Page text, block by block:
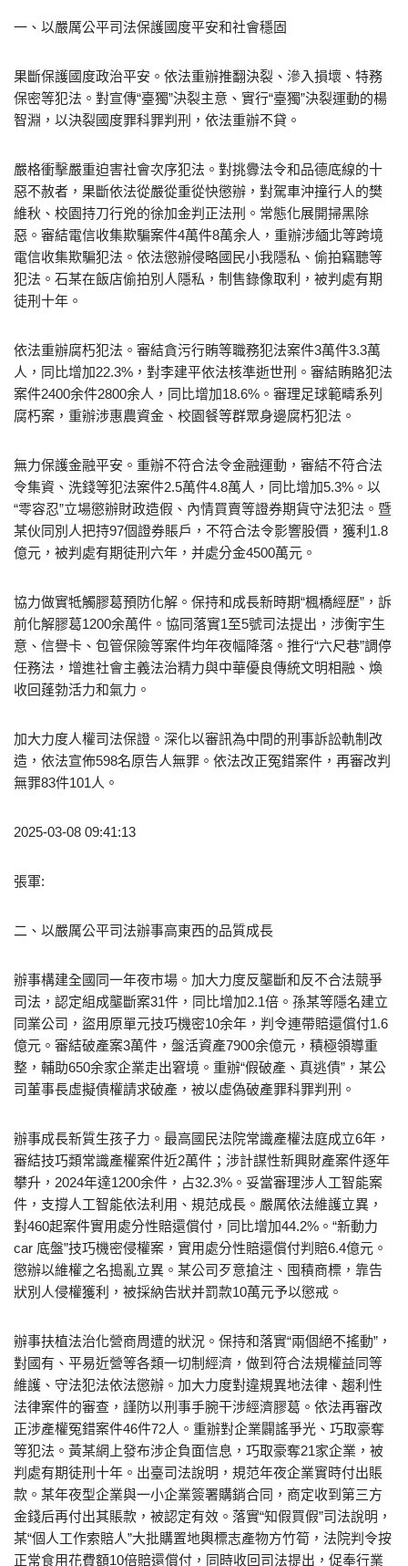
一、以嚴厲公平司法保護國度平安和社會穩固
果斷保護國度政治平安。依法重辦推翻決裂、滲入損壞、特務
保密等犯法。對宣傳“臺獨”決裂主意、實行“臺獨”決裂運動的楊
智淵，以決裂國度罪科罪判刑，依法重辦不貸。
嚴格衝擊嚴重迫害社會次序犯法。對挑釁法令和品德底線的十
惡不赦者，果斷依法從嚴從重從快懲辦，對駕車沖撞行人的樊
維秋、校園持刀行兇的徐加金判正法刑。常態化展開掃黑除
惡。審結電信收集欺騙案件4萬件8萬余人，重辦涉緬北等跨境
電信收集欺騙犯法。依法懲辦侵略國民小我隱私、偷拍竊聽等
犯法。石某在飯店偷拍別人隱私，制售錄像取利，被判處有期
徒刑十年。
依法重辦腐朽犯法。審結貪污行賄等職務犯法案件3萬件3.3萬
人，同比增加22.3%，對李建平依法核準逝世刑。審結賄賂犯法
案件2400余件2800余人，同比增加18.6%。審理足球範疇系列
腐朽案，重辦涉惠農資金、校園餐等群眾身邊腐朽犯法。
無力保護金融平安。重辦不符合法令金融運動，審結不符合法
令集資、洗錢等犯法案件2.5萬件4.8萬人，同比增加5.3%。以
“零容忍”立場懲辦財政造假、內情買賣等證券期貨守法犯法。暨
某伙同別人把持97個證券賬戶，不符合法令影響股價，獲利1.8
億元，被判處有期徒刑六年，并處分金4500萬元。
協力做實牴觸膠葛預防化解。保持和成長新時期“楓橋經歷”，訴
前化解膠葛1200余萬件。協同落實1至5號司法提出，涉衡宇生
意、信譽卡、包管保險等案件均年夜幅降落。推行“六尺巷”調停
任務法，增進社會主義法治精力與中華優良傳統文明相融、煥
收回蓬勃活力和氣力。
加大力度人權司法保證。深化以審訊為中間的刑事訴訟軌制改
造，依法宣佈598名原告人無罪。依法改正冤錯案件，再審改判
無罪83件101人。
2025-03-08 09:41:13
張軍:
二、以嚴厲公平司法辦事高東西的品質成長
辦事構建全國同一年夜市場。加大力度反壟斷和反不合法競爭
司法，認定組成壟斷案31件，同比增加2.1倍。孫某等隱名建立
同業公司，盜用原單元技巧機密10余年，判令連帶賠還償付1.6
億元。審結破產案3萬件，盤活資產7900余億元，積極領導重
整，輔助650余家企業走出窘境。重辦“假破產、真逃債”，某公
司董事長虛擬債權請求破產，被以虛偽破產罪科罪判刑。
辦事成長新質生孩子力。最高國民法院常識產權法庭成立6年，
審結技巧類常識產權案件近2萬件；涉計謀性新興財產案件逐年
攀升，2024年達1200余件，占32.3%。妥當審理涉人工智能案
件，支撐人工智能依法利用、規范成長。嚴厲依法維護立異，
對460起案件實用處分性賠還償付，同比增加44.2%。“新動力
car 底盤”技巧機密侵權案，實用處分性賠還償付判賠6.4億元。
懲辦以維權之名搗亂立異。某公司歹意搶注、囤積商標，靠告
狀別人侵權獲利，被採納告狀并罰款10萬元予以懲戒。
辦事扶植法治化營商周遭的狀況。保持和落實“兩個絕不搖動”，
對國有、平易近營等各類一切制經濟，做到符合法規權益同等
維護、守法犯法依法懲辦。加大力度對違規異地法律、趨利性
法律案件的審查，謹防以刑事手腕干涉經濟膠葛。依法再審改
正涉產權冤錯案件46件72人。重辦對企業闢謠爭光、巧取豪奪
等犯法。黃某網上發布涉企負面信息，巧取豪奪21家企業，被
判處有期徒刑十年。出臺司法說明，規范年夜企業實時付出賬
款。某年夜型企業與一小企業簽署購銷合同，商定收到第三方
金錢后再付出其賬款，被認定有效。落實“知假買假”司法說明，
某“個人工作索賠人”大批購置地輿標志產物方竹筍，法院判令按
正常食用花費額10倍賠還償付，同時收回司法提出，促奉行業